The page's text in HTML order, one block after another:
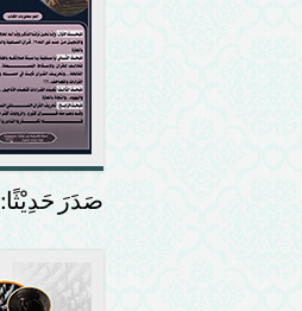
صَدَرَ حَدِيْثًا: